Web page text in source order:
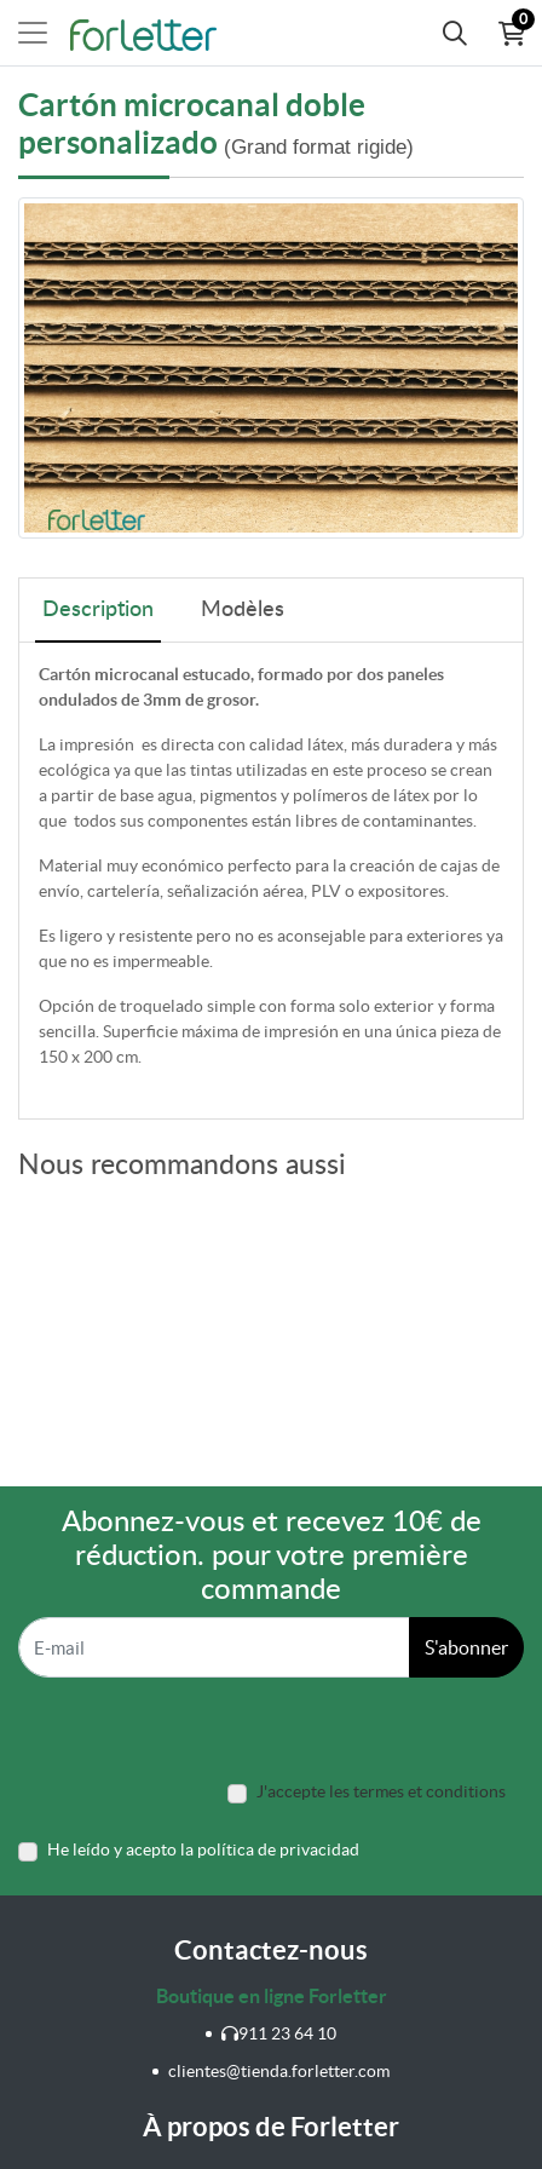
0
Cartón microcanal doble
personalizado (Grand format rigide)
Description Modèles
Cartón microcanal estucado, formado por dos paneles
ondulados de 3mm de grosor.
La impresión es directa con calidad látex, más duradera y más
ecológica ya que las tintas utilizadas en este proceso se crean
a partir de base agua, pigmentos y polímeros de látex por lo
que todos sus componentes están libres de contaminantes.
Material muy económico perfecto para la creación de cajas de
envío, cartelería, señalización aérea, PLV o expositores.
Es ligero y resistente pero no es aconsejable para exteriores ya
que no es impermeable.
Opción de troquelado simple con forma solo exterior y forma
sencilla. Superficie máxima de impresión en una única pieza de
150 x 200 cm.
Nous recommandons aussi
Abonnez-vous et recevez 10€ de
réduction. pour votre première
commande
S'abonner
J'accepte les termes et conditions
He leído y acepto la política de privacidad
Contactez-nous
Boutique en ligne Forletter
911 23 64 10
clientes@tienda.forletter.com
À propos de Forletter